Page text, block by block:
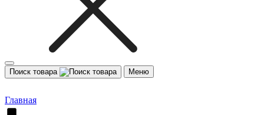
Поиск товара Меню
Главная